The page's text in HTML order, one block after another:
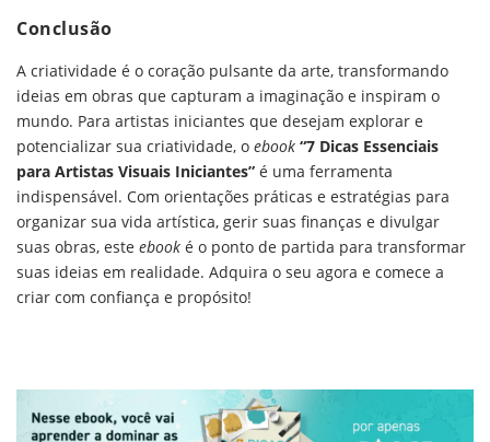
Conclusão
A criatividade é o coração pulsante da arte, transformando
ideias em obras que capturam a imaginação e inspiram o
mundo. Para artistas iniciantes que desejam explorar e
potencializar sua criatividade, o ebook “7 Dicas Essenciais
para Artistas Visuais Iniciantes” é uma ferramenta
indispensável. Com orientações práticas e estratégias para
organizar sua vida artística, gerir suas finanças e divulgar
suas obras, este ebook é o ponto de partida para transformar
suas ideias em realidade. Adquira o seu agora e comece a
criar com confiança e propósito!